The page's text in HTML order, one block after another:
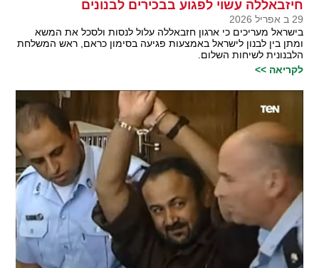
חיזבאללה עשוי לפגוע בבכירים לבנונים
29 ב אפריל 2026
בישראל מעריכים כי ארגון חזבאללה עלול לנסות ולסכל את המשא
ומתן בין לבנון לישראל באמצעות פגיעה בסימון כראם, ראש המשלחת
הלבנונית לשיחות השלום.
לקריאה >>